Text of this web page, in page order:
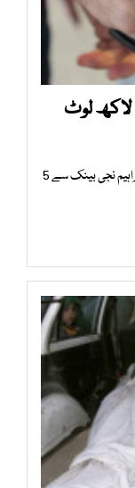
ڈاکو راج پولیس ناکام ڈاکوؤں نے 9 لاکھ لوٹ
بلدیہ ٹاؤن 24 مارکیٹ کے قریب دکاندار عادل اور ابراہیم نجی بینک سے 5